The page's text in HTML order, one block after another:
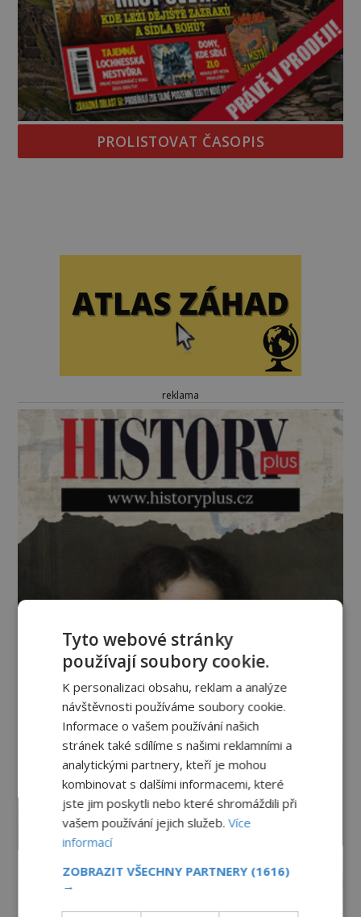
PROLISTOVAT ČASOPIS
reklama
Tyto webové stránky
používají soubory cookie.
K personalizaci obsahu, reklam a analýze
návštěvnosti používáme soubory cookie.
Informace o vašem používání našich
stránek také sdílíme s našimi reklamními a
analytickými partnery, kteří je mohou
kombinovat s dalšími informacemi, které
jste jim poskytli nebo které shromáždili při
vašem používání jejich služeb.Více
informací
ZOBRAZIT VŠECHNY PARTNERY (1616)
→